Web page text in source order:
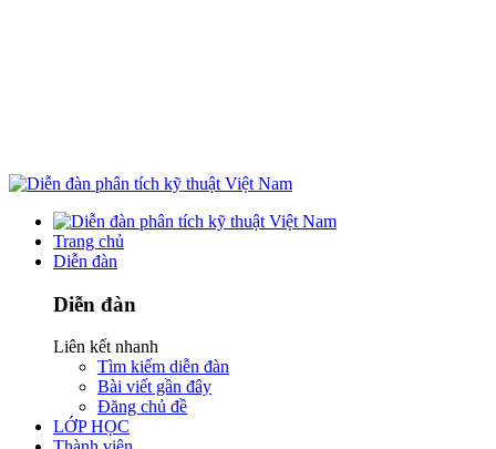
Trang chủ
Diễn đàn
Diễn đàn
Liên kết nhanh
Tìm kiếm diễn đàn
Bài viết gần đây
Đăng chủ đề
LỚP HỌC